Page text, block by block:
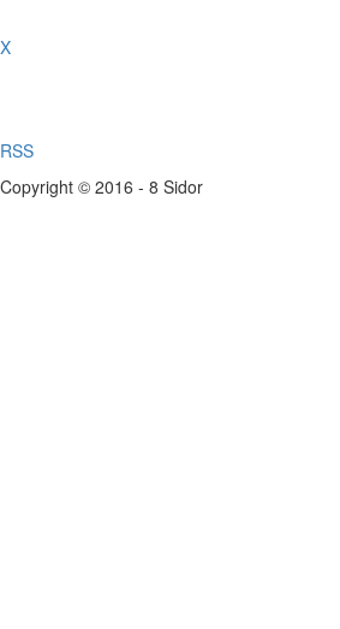
X
RSS
Copyright © 2016 - 8 Sidor